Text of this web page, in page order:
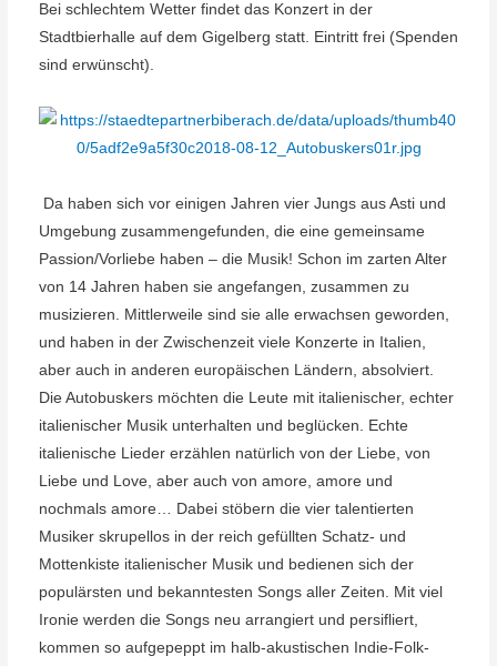
Bei schlechtem Wetter findet das Konzert in der
Stadtbierhalle auf dem Gigelberg statt. Eintritt frei (Spenden
sind erwünscht).
Da haben sich vor einigen Jahren vier Jungs aus Asti und
Umgebung zusammengefunden, die eine gemeinsame
Passion/Vorliebe haben – die Musik! Schon im zarten Alter
von 14 Jahren haben sie angefangen, zusammen zu
musizieren. Mittlerweile sind sie alle erwachsen geworden,
und haben in der Zwischenzeit viele Konzerte in Italien,
aber auch in anderen europäischen Ländern, absolviert.
Die Autobuskers möchten die Leute mit italienischer, echter
italienischer Musik unterhalten und beglücken. Echte
italienische Lieder erzählen natürlich von der Liebe, von
Liebe und Love, aber auch von amore, amore und
nochmals amore… Dabei stöbern die vier talentierten
Musiker skrupellos in der reich gefüllten Schatz- und
Mottenkiste italienischer Musik und bedienen sich der
populärsten und bekanntesten Songs aller Zeiten. Mit viel
Ironie werden die Songs neu arrangiert und persifliert,
kommen so aufgepeppt im halb-akustischen Indie-Folk-